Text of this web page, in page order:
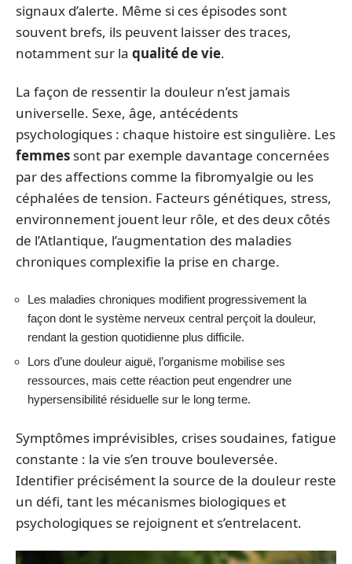
signaux d’alerte. Même si ces épisodes sont
souvent brefs, ils peuvent laisser des traces,
notamment sur la qualité de vie.
La façon de ressentir la douleur n’est jamais
universelle. Sexe, âge, antécédents
psychologiques : chaque histoire est singulière. Les
femmes sont par exemple davantage concernées
par des affections comme la fibromyalgie ou les
céphalées de tension. Facteurs génétiques, stress,
environnement jouent leur rôle, et des deux côtés
de l’Atlantique, l’augmentation des maladies
chroniques complexifie la prise en charge.
Les maladies chroniques modifient progressivement la
façon dont le système nerveux central perçoit la douleur,
rendant la gestion quotidienne plus difficile.
Lors d’une douleur aiguë, l’organisme mobilise ses
ressources, mais cette réaction peut engendrer une
hypersensibilité résiduelle sur le long terme.
Symptômes imprévisibles, crises soudaines, fatigue
constante : la vie s’en trouve bouleversée.
Identifier précisément la source de la douleur reste
un défi, tant les mécanismes biologiques et
psychologiques se rejoignent et s’entrelacent.